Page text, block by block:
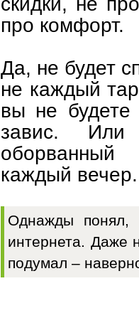
про комфорт.
Да, не будет
не каждый
вы не будете
завис. Или
оборванный
каждый вечер.
Однажды понял,
интернета. Даже
подумал –